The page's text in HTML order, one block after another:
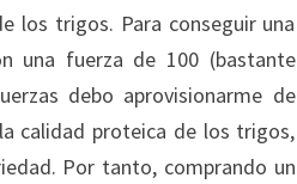
los trigos. Para conseguir una
una fuerza de 100 (bastante
debo aprovisionarme de
calidad proteica de los trigos,
Por tanto, comprando un